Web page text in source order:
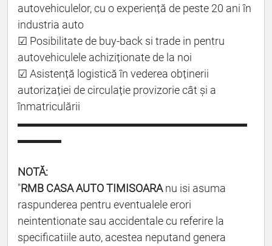
autovehiculelor, cu o experiență de peste 20 ani în
industria auto
☑ Posibilitate de buy-back si trade in pentru
autovehiculele achiziționate de la noi
☑ Asistență logistică în vederea obținerii
autorizației de circulație provizorie cât și a
înmatriculării
▬▬▬▬▬▬▬▬▬▬▬▬▬▬▬▬▬▬▬▬▬
▬▬▬▬
NOTĂ:
"RMB CASA AUTO TIMISOARAnu isi asuma
raspunderea pentru eventualele erori
neintentionate sau accidentale cu referire la
specificatiile auto, acestea neputand genera